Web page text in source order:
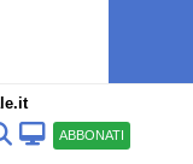
ABBONATI